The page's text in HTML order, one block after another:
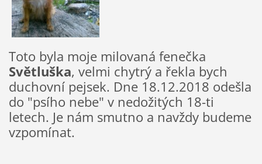
Toto byla moje milovaná fenečka
Světluška, velmi chytrý a řekla bych
duchovní pejsek. Dne 18.12.2018 odešla
do "psího nebe" v nedožitých 18-ti
letech. Je nám smutno a navždy budeme
vzpomínat.